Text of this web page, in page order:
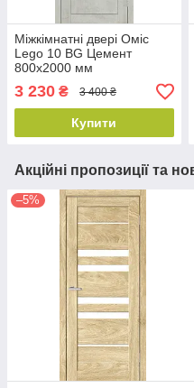
Міжкімнатні двері Оміс
Lego 10 ВG Цемент
800х2000 мм
3 230 ₴ 3 400 ₴
Купити
Акційні пропозиції та
–5%